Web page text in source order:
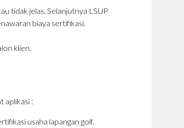
tidak jelas. Selanjutnya LSUP
biaya sertifikasi.
klien.
aplikasi :
usaha lapangan golf.